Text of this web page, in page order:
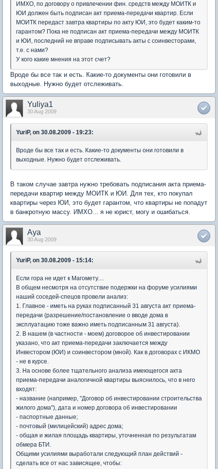
ИМХО, по договору о привлечении фин. средств между МОИТК и
ЮИ должен быть подписан акт приема-передачи квартир. Если
МОИТК передаст завтра квартиры по акту ЮИ, это будет каким-то
гарантом? Пока не подписан акт приема-передачи между МОИТК
и ЮИ, последний не вправе подписывать акты с соинвесторами,
т.е. с нами?
У кого какие мнения на этот счет?
Вроде бы все так и есть. Какие-то документы они готовили в
выходные. Нужно будет отслеживать.
Yuliya1
30 Aug 2009
YuriP, on 30.08.2009 - 19:23:
Вроде бы все так и есть. Какие-то документы они готовили в
выходные. Нужно будет отслеживать.
В таком случае завтра нужно требовать подписания акта приема-
передачи квартир между МОИТК и ЮИ. Для тех, кто покупал
квартиры через ЮИ, это будет гарантом, что квартиры не попадут
в банкротную массу. ИМХО... я не юрист, могу и ошибаться.
Aya
30 Aug 2009
YuriP, on 30.08.2009 - 15:14:
Если гора не идет к Магомету....
В общем несмотря на отсутствие подержки на форуме усилиями
наший соседей-спецов провели анализ:
1. Главное - иметь на руках подписанный 31 августа акт приема-
передачи (разрешение/постановление о вводе дома в
эксплуатацию тоже важно иметь подписанным 31 августа).
2. В нашем (в частности - моем) договорое об инвестировании
указано, что акт приема-передачи заключается между
Инвестором (ЮИ) и соинвестором (мной). Как в договорах с ИКМО
- не в курсе.
3. На основе более тщательного анализа имеющегося акта
приема-передачи аналогичной квартиры выяснилось, что в него
входят:
- название (например, "Договор об инвестировании строительства
жилого дома"), дата и номер договора об инвестировании
- паспортные данные;
- почтовый (милицейский) адрес дома;
- общая и жилая площадь квартиры, уточненная по результатам
обмера БТИ.
Общими усилиями выработали следующий план действий -
сделать все от нас зависящее, чтобы: